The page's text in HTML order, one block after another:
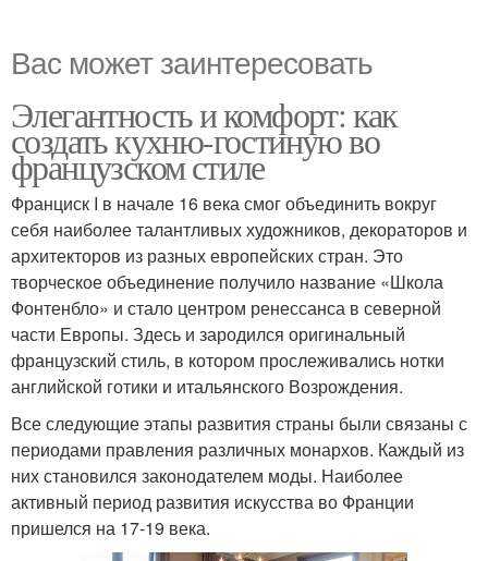
Вас может заинтересовать
Элегантность и комфорт: как
создать кухню-гостиную во
французском стиле
Франциск I в начале 16 века смог объединить вокруг
себя наиболее талантливых художников, декораторов и
архитекторов из разных европейских стран. Это
творческое объединение получило название «Школа
Фонтенбло» и стало центром ренессанса в северной
части Европы. Здесь и зародился оригинальный
французский стиль, в котором прослеживались нотки
английской готики и итальянского Возрождения.
Все следующие этапы развития страны были связаны с
периодами правления различных монархов. Каждый из
них становился законодателем моды. Наиболее
активный период развития искусства во Франции
пришелся на 17-19 века.